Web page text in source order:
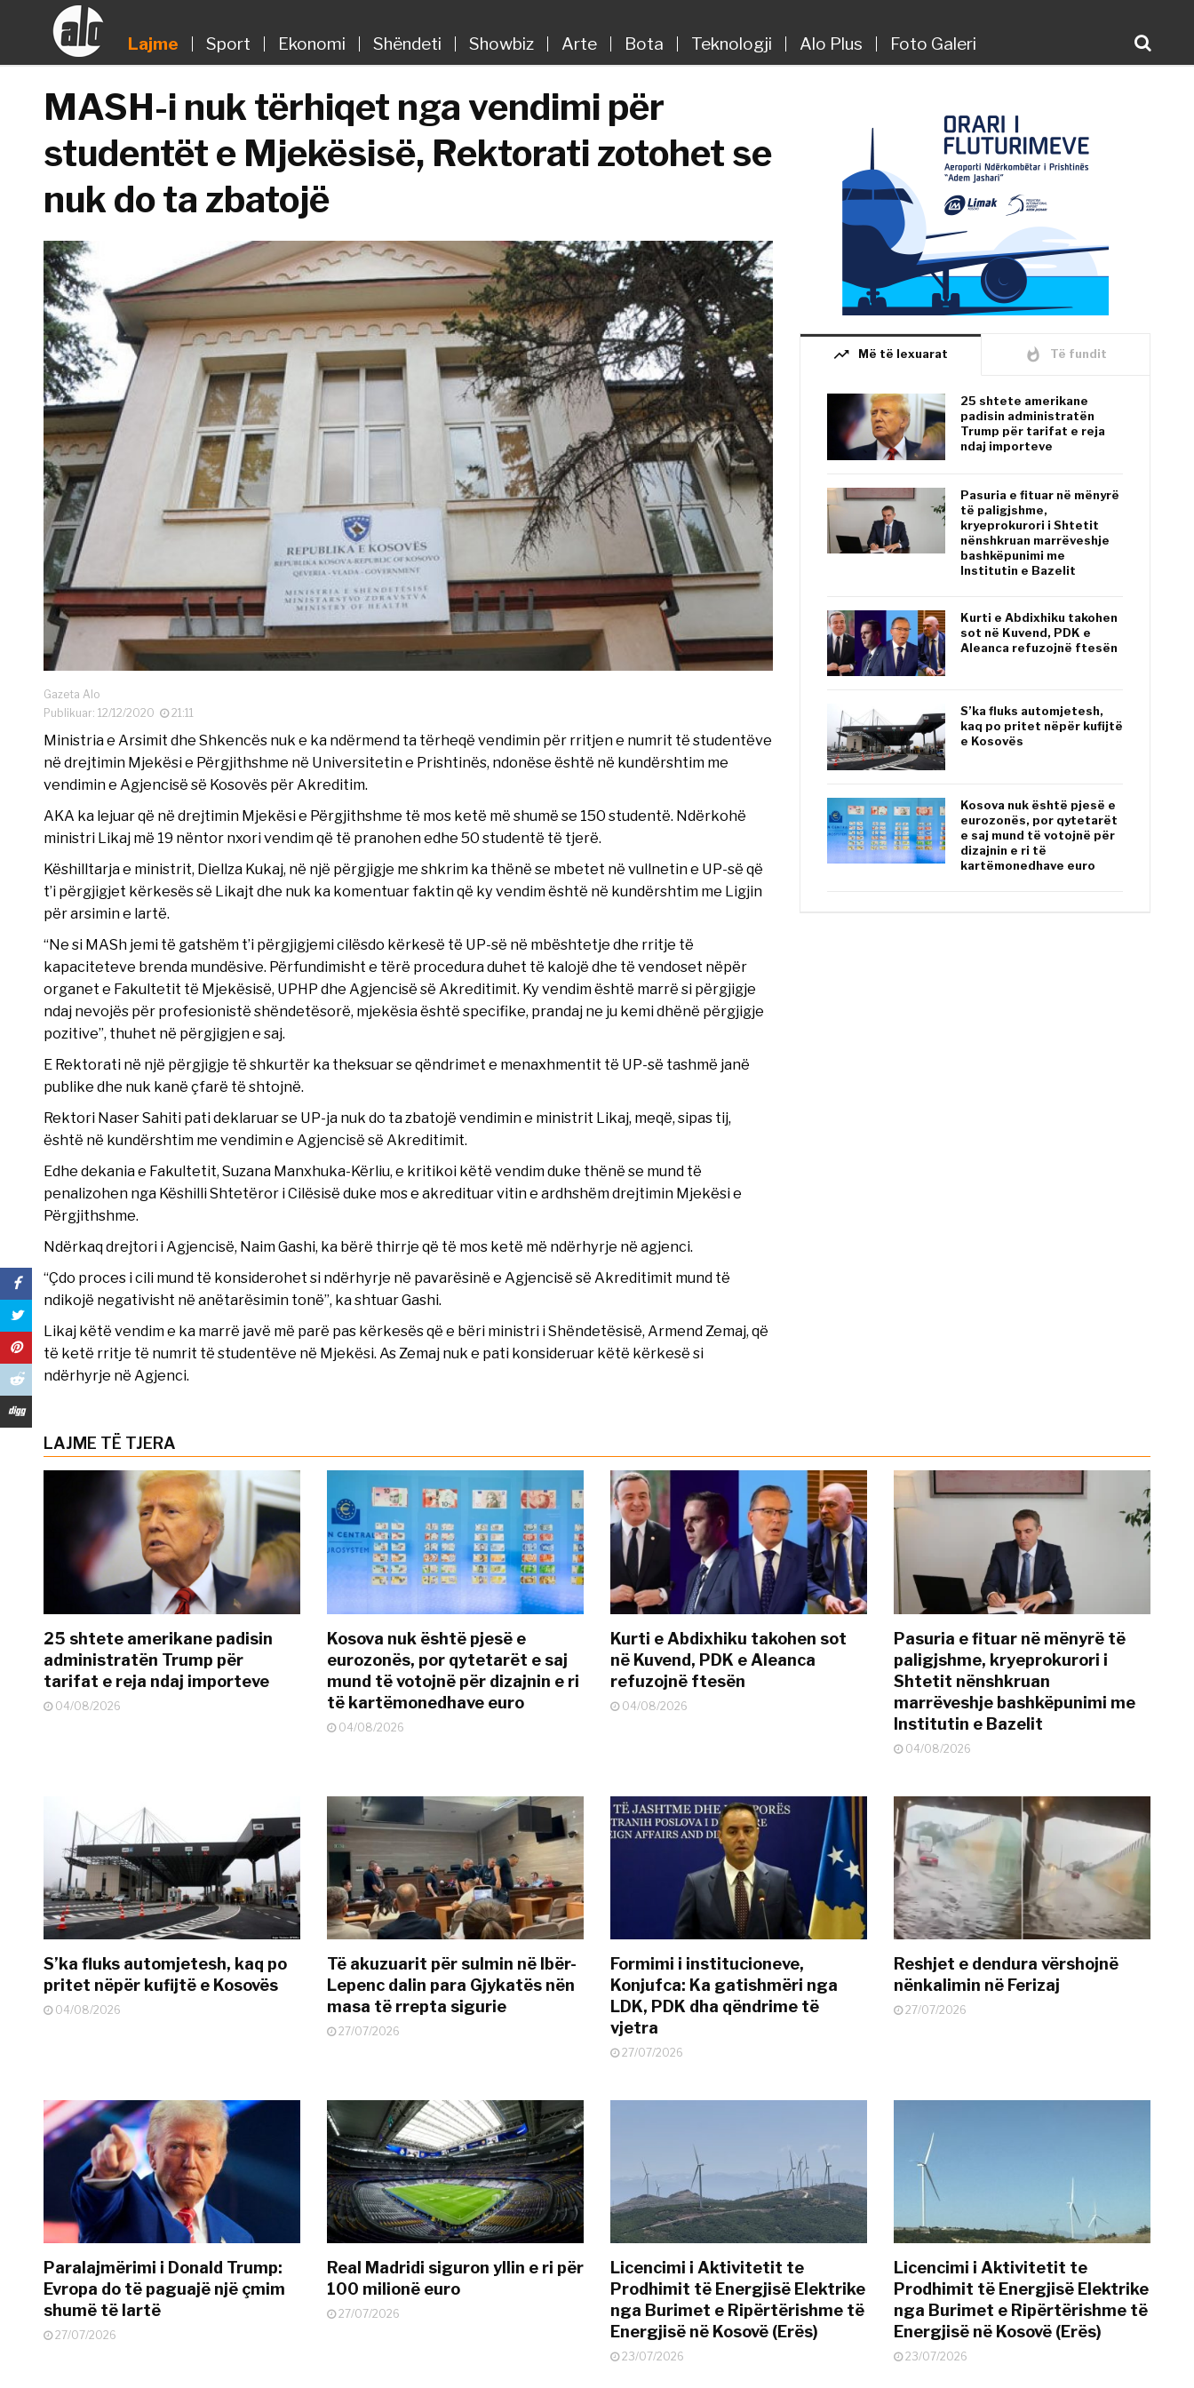
Lajme Sport Ekonomi Shëndeti Showbiz Arte Bota Teknologji Alo Plus Foto Galeri
MASH-i nuk tërhiqet nga vendimi për
studentët e Mjekësisë, Rektorati zotohet se
nuk do ta zbatojë
Gazeta Alo
Publikuar: 12/12/2020
21:11
Ministria e Arsimit dhe Shkencës nuk e ka ndërmend ta tërheqë vendimin për rritjen e numrit të studentëve
në drejtimin Mjekësi e Përgjithshme në Universitetin e Prishtinës, ndonëse është në kundërshtim me
vendimin e Agjencisë së Kosovës për Akreditim.
AKA ka lejuar që në drejtimin Mjekësi e Përgjithshme të mos ketë më shumë se 150 studentë. Ndërkohë
ministri Likaj më 19 nëntor nxori vendim që të pranohen edhe 50 studentë të tjerë.
Këshilltarja e ministrit, Diellza Kukaj, në një përgjigje me shkrim ka thënë se mbetet në vullnetin e UP-së që
t’i përgjigjet kërkesës së Likajt dhe nuk ka komentuar faktin që ky vendim është në kundërshtim me Ligjin
për arsimin e lartë.
“Ne si MASh jemi të gatshëm t’i përgjigjemi cilësdo kërkesë të UP-së në mbështetje dhe rritje të
kapaciteteve brenda mundësive. Përfundimisht e tërë procedura duhet të kalojë dhe të vendoset nëpër
organet e Fakultetit të Mjekësisë, UPHP dhe Agjencisë së Akreditimit. Ky vendim është marrë si përgjigje
ndaj nevojës për profesionistë shëndetësorë, mjekësia është specifike, prandaj ne ju kemi dhënë përgjigje
pozitive”, thuhet në përgjigjen e saj.
E Rektorati në një përgjigje të shkurtër ka theksuar se qëndrimet e menaxhmentit të UP-së tashmë janë
publike dhe nuk kanë çfarë të shtojnë.
Rektori Naser Sahiti pati deklaruar se UP-ja nuk do ta zbatojë vendimin e ministrit Likaj, meqë, sipas tij,
është në kundërshtim me vendimin e Agjencisë së Akreditimit.
Edhe dekania e Fakultetit, Suzana Manxhuka-Kërliu, e kritikoi këtë vendim duke thënë se mund të
penalizohen nga Këshilli Shtetëror i Cilësisë duke mos e akredituar vitin e ardhshëm drejtimin Mjekësi e
Përgjithshme.
Ndërkaq drejtori i Agjencisë, Naim Gashi, ka bërë thirrje që të mos ketë më ndërhyrje në agjenci.
“Çdo proces i cili mund të konsiderohet si ndërhyrje në pavarësinë e Agjencisë së Akreditimit mund të
ndikojë negativisht në anëtarësimin tonë”, ka shtuar Gashi.
Likaj këtë vendim e ka marrë javë më parë pas kërkesës që e bëri ministri i Shëndetësisë, Armend Zemaj, që
të ketë rritje të numrit të studentëve në Mjekësi. As Zemaj nuk e pati konsideruar këtë kërkesë si
ndërhyrje në Agjenci.
trending_up Më të lexuarat whatshot Të fundit
25 shtete amerikane
padisin administratën
Trump për tarifat e reja
ndaj importeve
Pasuria e fituar në mënyrë
të paligjshme,
kryeprokurori i Shtetit
nënshkruan marrëveshje
bashkëpunimi me
Institutin e Bazelit
Kurti e Abdixhiku takohen
sot në Kuvend, PDK e
Aleanca refuzojnë ftesën
S’ka fluks automjetesh,
kaq po pritet nëpër kufijtë
e Kosovës
Kosova nuk është pjesë e
eurozonës, por qytetarët
e saj mund të votojnë për
dizajnin e ri të
kartëmonedhave euro
LAJME TË TJERA
25 shtete amerikane padisin
administratën Trump për
tarifat e reja ndaj importeve
04/08/2026
Kosova nuk është pjesë e
eurozonës, por qytetarët e saj
mund të votojnë për dizajnin e ri
të kartëmonedhave euro
04/08/2026
Kurti e Abdixhiku takohen sot
në Kuvend, PDK e Aleanca
refuzojnë ftesën
04/08/2026
Pasuria e fituar në mënyrë të
paligjshme, kryeprokurori i
Shtetit nënshkruan
marrëveshje bashkëpunimi me
Institutin e Bazelit
04/08/2026
S’ka fluks automjetesh, kaq po
pritet nëpër kufijtë e Kosovës
04/08/2026
Të akuzuarit për sulmin në Ibër-
Lepenc dalin para Gjykatës nën
masa të rrepta sigurie
27/07/2026
Formimi i institucioneve,
Konjufca: Ka gatishmëri nga
LDK, PDK dha qëndrime të
vjetra
27/07/2026
Reshjet e dendura vërshojnë
nënkalimin në Ferizaj
27/07/2026
Paralajmërimi i Donald Trump:
Evropa do të paguajë një çmim
shumë të lartë
27/07/2026
Real Madridi siguron yllin e ri për
100 milionë euro
27/07/2026
Licencimi i Aktivitetit te
Prodhimit të Energjisë Elektrike
nga Burimet e Ripërtërishme të
Energjisë në Kosovë (Erës)
23/07/2026
Licencimi i Aktivitetit te
Prodhimit të Energjisë Elektrike
nga Burimet e Ripërtërishme të
Energjisë në Kosovë (Erës)
23/07/2026